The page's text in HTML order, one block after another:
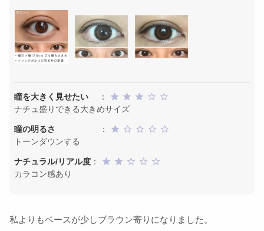
瞳を大きく見せたい
：
ナチュ盛りできる大きめサイズ
瞳の明るさ
：
トーンダウンする
ナチュラル/リアル度 ：
カラコン感あり
私よりもベースが少しブラウン寄りになりました。